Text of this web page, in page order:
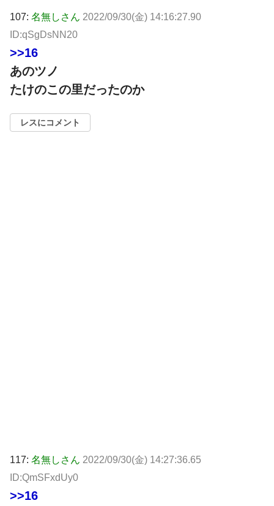
107: 名無しさん 2022/09/30(金) 14:16:27.90
ID:qSgDsNN20
>>16
あのツノ
たけのこの里だったのか
レスにコメント
117: 名無しさん 2022/09/30(金) 14:27:36.65
ID:QmSFxdUy0
>>16